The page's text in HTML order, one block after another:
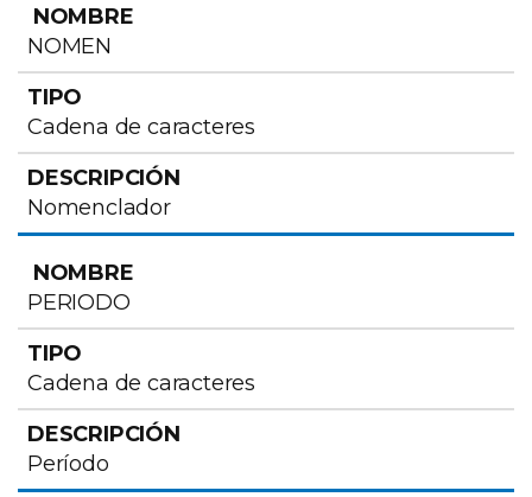
NOMBRE
NOMEN
Cadena de caracteres
Nomenclador
PERIODO
Cadena de caracteres
Período